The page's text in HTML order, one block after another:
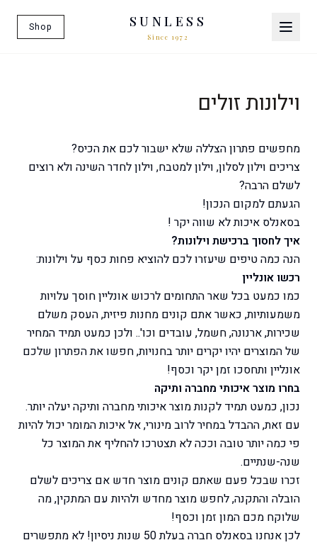
SUNLESS
Since 1972
Shop
וילונות זולים
מחפשים פתרון הצללה שלא ישבור לכם את הכיס?
צריכים וילון לסלון, וילון למטבח, וילון לחדר השינה ולא רוצים
לשלם הרבה?
הגעתם למקום הנכון!
בסאנלס איכות לא שווה יקר !
איך לחסוך ברכישת וילונות?
הנה כמה טיפים שיעזרו לכם להוציא פחות כסף על וילונות:
רכשו אונליין
כמו כמעט בכל שאר התחומים לרכוש אונליין חוסך עלויות
משמעותיות, כאשר אתם קונים מחנות פיזית, העסק משלם
שכירות, ארנונה, חשמל, עובדים וכו'.. ולכן כמעט תמיד המחיר
של המוצרים יהיו יקרים יותר בחנויות,חפשו את הפתרון שלכם
אונליין ותחסכו זמן יקר וכסף!
בחרו מוצר איכותי מחברה ותיקה
נכון, כמעט תמיד לקנות מוצר איכותי מחברה ותיקה יעלה יותר.
עם זאת, ההבדל במחיר לרוב מינורי, אל איכות המומר יכול להיות
פי כמה יותר טובה וככה לא תצטרכו להחליף את המוצר כל
שנה-שנתיים.
זכרו שבכל פעם שאתם קונים מוצר חדש אם צריכים לשלם
הובלה והתקנה, לחפש מוצר מחדש ולהיות עם המתקין, מה
שלוקח מכם המון זמן וכסף!
לכן אנחנו בסאנלס חברה בעלת 50 שנות ניסיון! לא מתפשרים